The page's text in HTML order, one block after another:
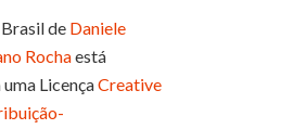
de Daniele
Rochaestá
LicençaCreative